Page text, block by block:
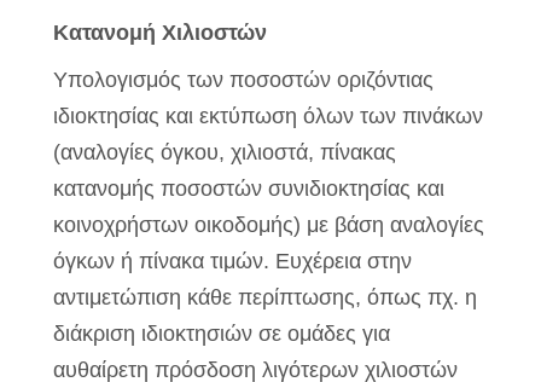
Κατανομή Χιλιοστών
Υπολογισμός των ποσοστών οριζόντιας
ιδιοκτησίας και εκτύπωση όλων των πινάκων
(αναλογίες όγκου, χιλιοστά, πίνακας
κατανομής ποσοστών συνιδιοκτησίας και
κοινοχρήστων οικοδομής) με βάση αναλογίες
όγκων ή πίνακα τιμών. Ευχέρεια στην
αντιμετώπιση κάθε περίπτωσης, όπως πχ. η
διάκριση ιδιοκτησιών σε ομάδες για
αυθαίρετη πρόσδοση λιγότερων χιλιοστών